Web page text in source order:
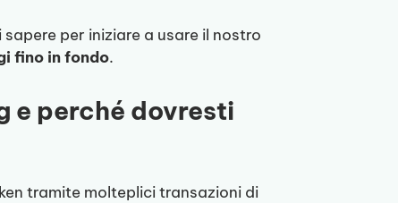
per iniziare a usare il nostro
fino in fondo.
e perché dovresti
tramite molteplici transazioni di